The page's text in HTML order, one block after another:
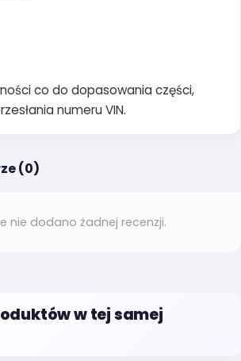
co do dopasowania części,
numeru VIN.
(0)
nie dodano żadnej recenzji.
w tej samej